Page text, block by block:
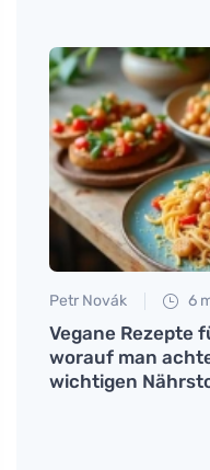
Petr Novák 6
Vegane Rezepte
worauf man
wichtigen